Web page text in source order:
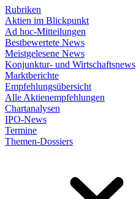
Rubriken
Aktien im Blickpunkt
Ad hoc-Mitteilungen
Bestbewertete News
Meistgelesene News
Konjunktur- und Wirtschaftsnews
Marktberichte
Empfehlungsübersicht
Alle Aktienempfehlungen
Chartanalysen
IPO-News
Termine
Themen-Dossiers